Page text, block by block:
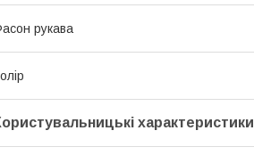
рукава
характеристики